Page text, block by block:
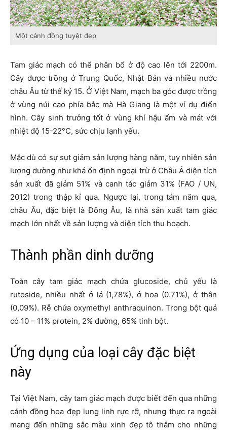
Một cánh đồng tuyệt đẹp
Tam giác mạch có thể phân bổ ở độ cao lên tới 2200m.
Cây được trồng ở Trung Quốc, Nhật Bản và nhiều nước
châu Âu từ thế kỷ 15. Ở Việt Nam, mạch ba góc được trồng
ở vùng núi cao phía bắc mà Hà Giang là một ví dụ điển
hình. Cây sinh trưởng tốt ở vùng khí hậu ẩm và mát với
nhiệt độ 15-22°C, sức chịu lạnh yếu.
Mặc dù có sự sụt giảm sản lượng hàng năm, tuy nhiên sản
lượng dường như khá ổn định ngoại trừ ở Châu Á diện tích
sản xuất đã giảm 51% và canh tác giảm 31% (FAO / UN,
2012) trong thập kỉ qua. Ngược lại, trong tám năm qua,
châu Âu, đặc biệt là Đông Âu, là nhà sản xuất tam giác
mạch lớn nhất về sản lượng và diện tích thu hoạch.
Thành phần dinh dưỡng
Toàn cây tam giác mạch chứa glucoside, chủ yếu là
rutoside, nhiều nhất ở lá (1,78%), ở hoa (0.71%), ở thân
(0,09%). Rễ chứa oxymethyl anthraquinon. Trong bột quả
có 10 – 11% protein, 2% đường, 65% tinh bột.
Ứng dụng của loại cây đặc biệt
này
Tại Việt Nam, cây tam giác mạch được biết đến qua những
cánh đồng hoa đẹp lung linh rực rỡ, nhưng thực ra ngoài
mang đến những sắc màu xinh đẹp tô thắm cho những